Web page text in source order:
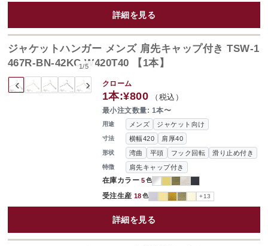
詳細を見る
‹ ›
1/5
ジャケットハンガー メンズ 肩先キャップ付き TSW-1
467R-BN-42KC W420T40 【1本】
用途 メンズ ジャケット向け
寸法 横幅420 肩厚40
形状 湾曲 平頭 フック回転 滑り止め付き
特徴 肩先キャップ付き
在庫カラー 5色
受注生産 18色 +13
クローム
1本:¥800 （税込）
最小注文数量: 1本〜
詳細を見る